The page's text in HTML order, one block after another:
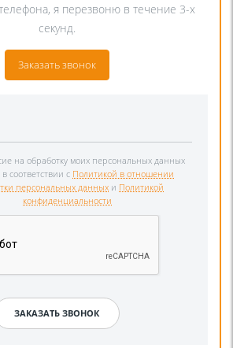
я перезвоню в течение 3-х
секунд.
Заказать звонок
на обработку моих персональных данных
соответствии с Политикой в отношении
персональных данных и Политикой
конфиденциальности